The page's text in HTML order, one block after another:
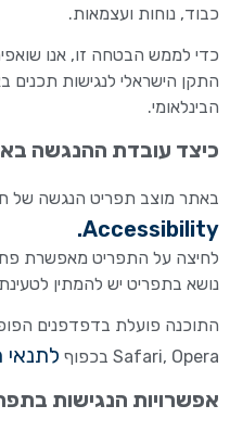
כבוד, נוחות ועצמאות.
כדי לממש הבטחה זו, אנו
הבינלאומי.
כיצד עובדת ההנגשה
באתר מוצב תפריט הנגשה של
Accessibility.
לחיצה על התפריט מאפשרת
נושא בתפריט יש להמתין
Safari, Opera בכפוף
לתנאי
אפשרויות הנגישות